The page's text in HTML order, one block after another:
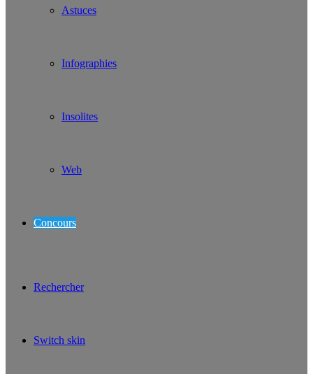
Astuces
Infographies
Insolites
Web
Concours
Rechercher
Switch skin